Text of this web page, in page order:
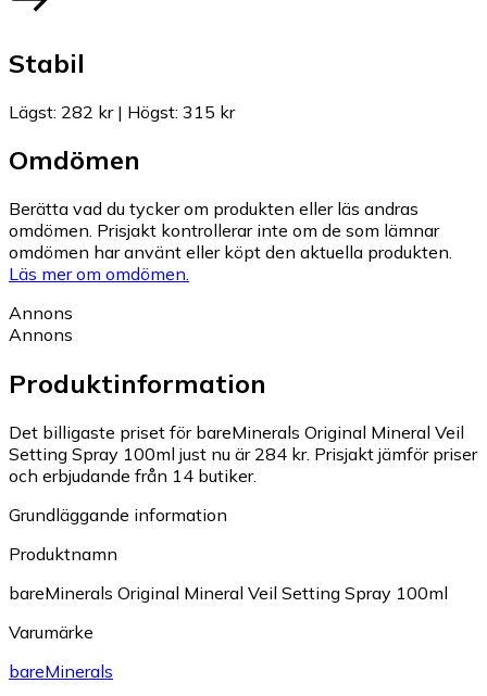
Stabil
Lägst: 282 kr| Högst: 315 kr
Omdömen
Berätta vad du tycker om produkten eller läs andras
omdömen. Prisjakt kontrollerar inte om de som lämnar
omdömen har använt eller köpt den aktuella produkten.
Läs mer om omdömen.
Annons
Annons
Produktinformation
Det billigaste priset för bareMinerals Original Mineral Veil
Setting Spray 100ml just nu är 284 kr. Prisjakt jämför priser
och erbjudande från 14 butiker.
Grundläggande information
Produktnamn
bareMinerals Original Mineral Veil Setting Spray 100ml
Varumärke
bareMinerals